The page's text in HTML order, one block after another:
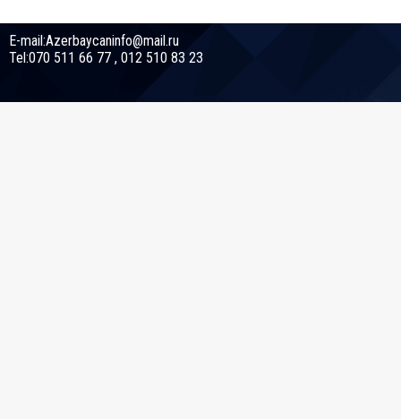
E-mail:Azerbaycaninfo@mail.ru
Tel:070 511 66 77 , 012 510 83 23